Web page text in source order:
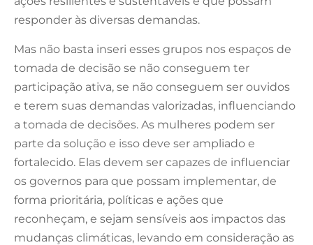
responder às diversas demandas.
Mas não basta inseri esses grupos nos espaços de
tomada de decisão se não conseguem ter
participação ativa, se não conseguem ser ouvidos
e terem suas demandas valorizadas, influenciando
a tomada de decisões. As mulheres podem ser
parte da solução e isso deve ser ampliado e
fortalecido. Elas devem ser capazes de influenciar
os governos para que possam implementar, de
forma prioritária, políticas e ações que
reconheçam, e sejam sensíveis aos impactos das
mudanças climáticas, levando em consideração as